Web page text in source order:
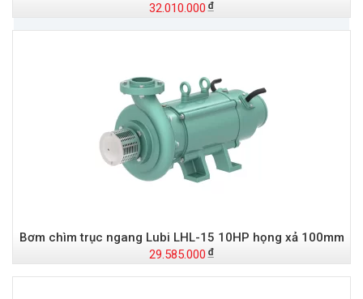
32.010.000
Bơm chìm trục ngang Lubi LHL-15 10HP họng xả 100mm
29.585.000